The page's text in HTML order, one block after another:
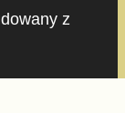
z